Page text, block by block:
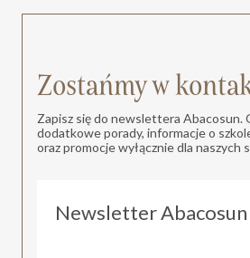
Zostańmy w
Zapisz się do newslettera Abacosun.
dodatkowe porady, informacje o
oraz promocje wyłącznie dla naszych
Newsletter Abacosun